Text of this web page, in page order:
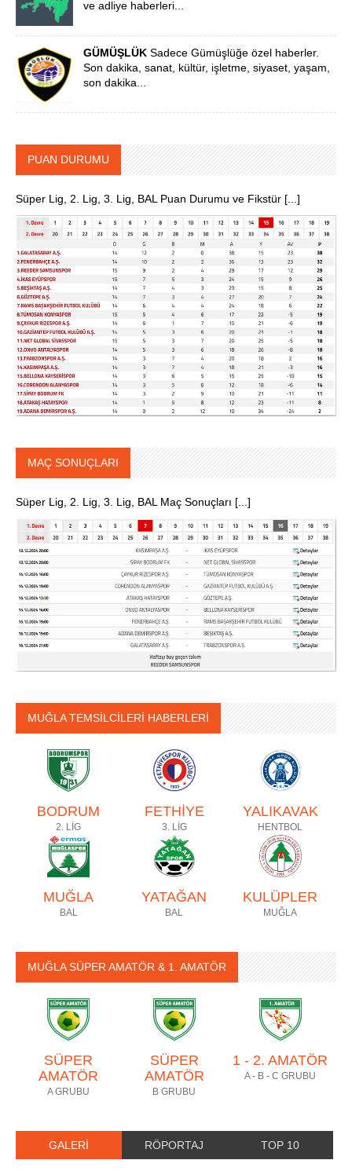
ve adliye haberleri...
GÜMÜŞLÜK Sadece Gümüşlüğe özel haberler.
Son dakika, sanat, kültür, işletme, siyaset, yaşam,
son dakika...
PUAN DURUMU
Süper Lig, 2. Lig, 3. Lig, BAL Puan Durumu ve Fikstür [...]
MAÇ SONUÇLARI
Süper Lig, 2. Lig, 3. Lig, BAL Maç Sonuçları [...]
MUĞLA TEMSİLCİLERİ HABERLERİ
BODRUM
2. LİG
FETHİYE
3. LİG
YALIKAVAK
HENTBOL
MUĞLA
BAL
YATAĞAN
BAL
KULÜPLER
MUĞLA
MUĞLA SÜPER AMATÖR & 1. AMATÖR
SÜPER
AMATÖR
A GRUBU
SÜPER
AMATÖR
B GRUBU
1 - 2. AMATÖR
A - B - C GRUBU
GALERİ RÖPORTAJ TOP 10